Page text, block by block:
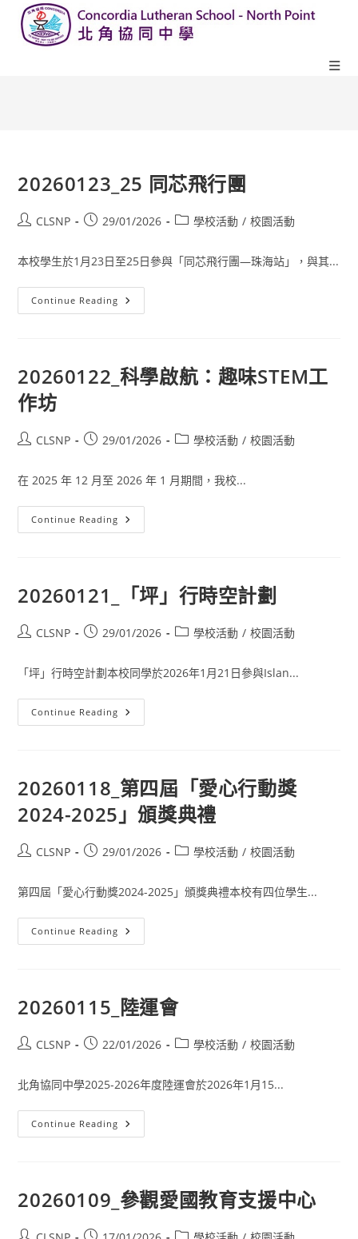
20260123_25 同芯飛行團
CLSNP 29/01/2026 學校活動 / 校園活動
本校學生於1月23日至25日參與「同芯飛行團—珠海站」，與其...
Continue Reading
20260122_科學啟航：趣味STEM工
作坊
CLSNP 29/01/2026 學校活動 / 校園活動
在 2025 年 12 月至 2026 年 1 月期間，我校...
Continue Reading
20260121_「坪」行時空計劃
CLSNP 29/01/2026 學校活動 / 校園活動
「坪」行時空計劃本校同學於2026年1月21日參與Islan...
Continue Reading
20260118_第四屆「愛心行動獎
2024-2025」頒獎典禮
CLSNP 29/01/2026 學校活動 / 校園活動
第四屆「愛心行動獎2024-2025」頒獎典禮本校有四位學生...
Continue Reading
20260115_陸運會
CLSNP 22/01/2026 學校活動 / 校園活動
北角協同中學2025-2026年度陸運會於2026年1月15...
Continue Reading
20260109_參觀愛國教育支援中心